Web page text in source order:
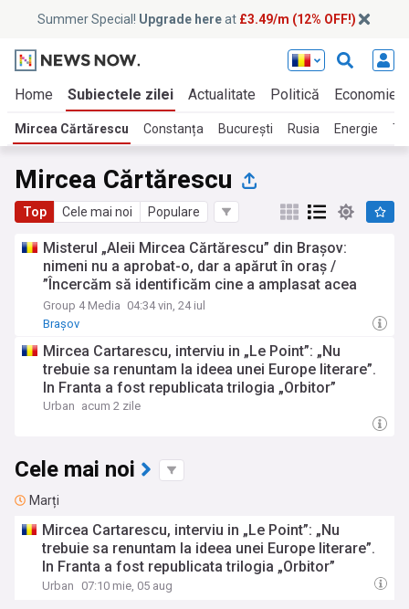
Summer Special! Upgrade hereat £3.49/m (12% OFF!)
Home Subiectele zilei Actualitate Politică Economie
Mircea Cărtărescu Constanța București Rusia Energie
Mircea Cărtărescu
Top Cele mai noi Populare
Misterul „Aleii Mircea Cărtărescu” din Brașov:
nimeni nu a aprobat-o, dar a apărut în oraș /
”Încercăm să identificăm cine a amplasat acea
plăcuță”
Group 4 Media 04:34 vin, 24 iul
Brașov
Mircea Cartarescu, interviu in „Le Point”: „Nu
trebuie sa renuntam la ideea unei Europe literare”.
In Franta a fost republicata trilogia „Orbitor”
Urban acum 2 zile
Cele mai noi
Marți
Mircea Cartarescu, interviu in „Le Point”: „Nu
trebuie sa renuntam la ideea unei Europe literare”.
In Franta a fost republicata trilogia „Orbitor”
Urban 07:10 mie, 05 aug